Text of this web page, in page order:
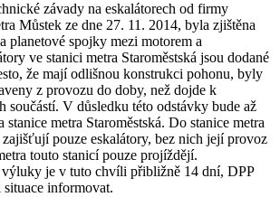
závady na eskalátorech od firmy
Můstek ze dne 27. 11. 2014, byla zjištěna
planetové spojky mezi motorem a
ve stanici metra Staroměstská jsou dodané
že mají odlišnou konstrukci pohonu, byly
z provozu do doby, než dojde k
součástí. V důsledku této odstávky bude až
metra Staroměstská. Do stanice metra
zajišťují pouze eskalátory, bez nich její provoz
touto stanicí pouze projíždějí.
výluky je v tuto chvíli přibližně 14 dní, DPP
informovat.